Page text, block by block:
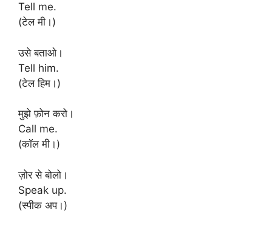
Tell me.
(टेल मी।)
उसे बताओ।
Tell him.
(टेल हिम।)
मुझे फ़ोन करो।
Call me.
(कॉल मी।)
ज़ोर से बोलो।
Speak up.
(स्पीक अप।)